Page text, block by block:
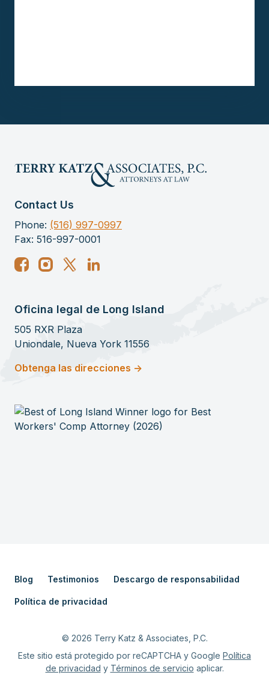
Contact Us
Phone: (516) 997-0997
Fax: 516-997-0001
Oficina legal de Long Island
505 RXR Plaza
Uniondale, Nueva York 11556
Obtenga las direcciones ->
Blog Testimonios Descargo de responsabilidad
Política de privacidad
© 2026 Terry Katz & Associates, P.C.
Este sitio está protegido por reCAPTCHA y Google Política
de privacidad y Términos de servicio aplicar.